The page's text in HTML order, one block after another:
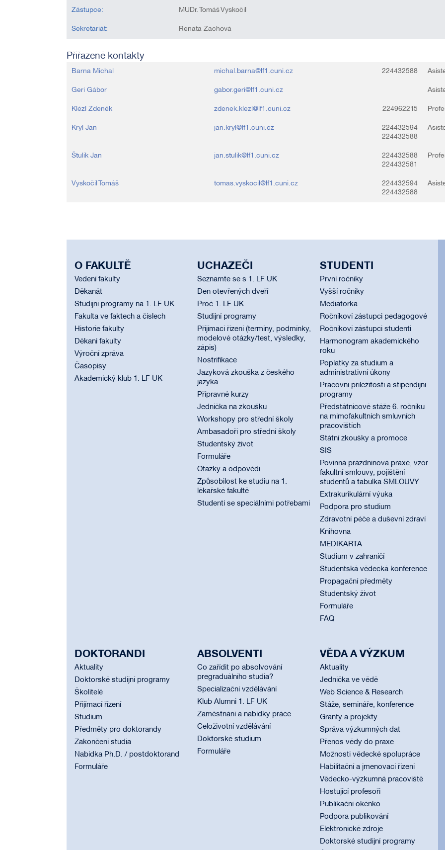
Zástupce: MUDr. Tomáš Vyskočil
Sekretariát: Renata Zachová
Přiřazené kontakty
Barna Michal michal.barna@lf1.cuni.cz 224432588
Geri Gábor gabor.geri@lf1.cuni.cz
Klézl Zdeněk zdenek.klezl@lf1.cuni.cz 224962215
Kryl Jan jan.kryl@lf1.cuni.cz
224432594
224432588
Štulík Jan jan.stulik@lf1.cuni.cz
224432588
224432581
Vyskočil Tomáš tomas.vyskocil@lf1.cuni.cz
224432594
224432588
O FAKULTĚ
Vedení fakulty
Děkanát
Studijní programy na 1. LF UK
Fakulta ve faktech a číslech
Historie fakulty
Děkani fakulty
Výroční zpráva
Časopisy
Akademický klub 1. LF UK
UCHAZEČI
Seznamte se s 1. LF UK
Den otevřených dveří
Proč 1. LF UK
Studijní programy
Přijímací řízení (termíny, podmínky,
modelové otázky/test, výsledky,
zápis)
Nostrifikace
Jazyková zkouška z českého
jazyka
Přípravné kurzy
Jednička na zkoušku
Workshopy pro střední školy
Ambasadoři pro střední školy
Studentský život
Formuláře
Otázky a odpovědi
Způsobilost ke studiu na 1.
lékařské fakultě
Studenti se speciálními potřebami
STUDENTI
První ročníky
Vyšší ročníky
Mediátorka
Ročníkoví zástupci pedagogové
Ročníkoví zástupci studenti
Harmonogram akademického
roku
Poplatky za studium a
administrativní úkony
Pracovní příležitosti a stipendijní
programy
Předstátnicové stáže 6. ročníku
na mimofakultních smluvních
pracovištích
Státní zkoušky a promoce
SIS
Povinná prázdninová praxe, vzor
fakultní smlouvy, pojištění
studentů a tabulka SMLOUVY
Extrakurikulární výuka
Podpora pro studium
Zdravotní péče a duševní zdraví
Knihovna
MEDIKARTA
Studium v zahraničí
Studentská vědecká konference
Propagační předměty
Studentský život
Formuláře
FAQ
DOKTORANDI
Aktuality
Doktorské studijní programy
Školitelé
Přijímací řízení
Studium
Předměty pro doktorandy
Zakončení studia
Nabídka Ph.D. / postdoktorand
Formuláře
ABSOLVENTI
Co zařídit po absolvování
pregraduálního studia?
Specializační vzdělávání
Klub Alumni 1. LF UK
Zaměstnání a nabídky práce
Celoživotní vzdělávání
Doktorské studium
Formuláře
VĚDA A VÝZKUM
Aktuality
Jednička ve vědě
Web Science & Research
Stáže, semináře, konference
Granty a projekty
Správa výzkumných dat
Přenos vědy do praxe
Možnosti vědecké spolupráce
Habilitační a jmenovací řízení
Vědecko-výzkumná pracoviště
Hostující profesoři
Publikační okénko
Podpora publikování
Elektronické zdroje
Doktorské studijní programy